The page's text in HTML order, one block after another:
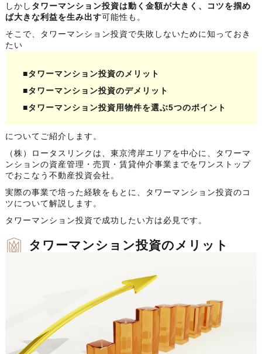
しかし タワーマンション投資は動く金額が大きく、コツを掴め
ば大きな利益を生み出す可能性も。
そこで、タワーマンション投資で失敗しないために知っておき
たい
■タワーマンション投資のメリット
■タワーマンション投資のデメリット
■タワーマンション投資用物件を選ぶ5つのポイント
についてご紹介します。
（株）ロータスリンクは、東京湾岸エリアを中心に、タワーマ
ンションの資産管理・売買・賃貸仲介事業までをワンストップ
でおこなう不動産投資会社。
実際の事業で培った経験をもとに、タワーマンション投資のコ
ツについて解説します。
タワーマンション投資で成功したい方は必見です。
タワーマンション投資のメリット